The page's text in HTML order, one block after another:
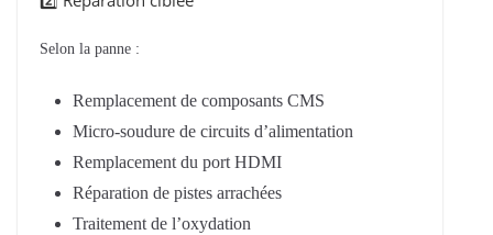
Selon la panne :
Remplacement de composants CMS
Micro-soudure de circuits d’alimentation
Remplacement du port HDMI
Réparation de pistes arrachées
Traitement de l’oxydation